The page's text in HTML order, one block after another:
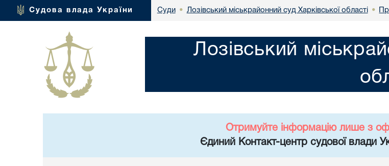
Судова влада України Суди • Лозівський міськрайонний суд Харківської області •
Лозівський
Отримуйте інформацію лише з
Єдиний Контакт-центр судової влади